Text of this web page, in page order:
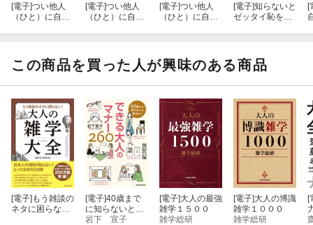
[電子]つい他人
（ひと）に自慢
[電子]つい他人
（ひと）に自慢
い１４４の豆知
識
[電子]つい他人
（ひと）に自慢
[電子]知らないと
ゼッタイ恥をか
[
この商品を買った人が興味のある商品
[電子] もう雑談の
ネタに困らな
[電子]40歳まで
に知らないと恥
をかく できる
岩下 宣子
[電子]大人の最強
雑学１５００
雑学総研
[電子]大人の博識
雑学１０００
雑学総研
[